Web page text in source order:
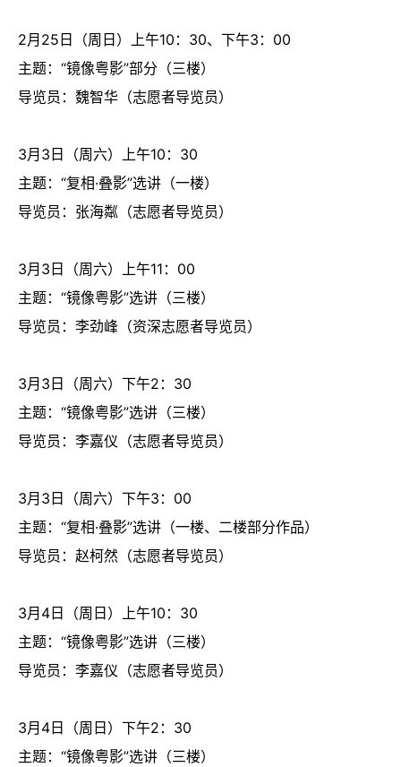
2月25日（周日）上午10：30、下午3：00
主题：“镜像粤影”部分（三楼）
导览员：魏智华（志愿者导览员）
3月3日（周六）上午10：30
主题：“复相·叠影”选讲（一楼）
导览员：张海粼（志愿者导览员）
3月3日（周六）上午11：00
主题：“镜像粤影”选讲（三楼）
导览员：李劲峰（资深志愿者导览员）
3月3日（周六）下午2：30
主题：“镜像粤影”选讲（三楼）
导览员：李嘉仪（志愿者导览员）
3月3日（周六）下午3：00
主题：“复相·叠影”选讲（一楼、二楼部分作品）
导览员：赵柯然（志愿者导览员）
3月4日（周日）上午10：30
主题：“镜像粤影”选讲（三楼）
导览员：李嘉仪（志愿者导览员）
3月4日（周日）下午2：30
主题：“镜像粤影”选讲（三楼）